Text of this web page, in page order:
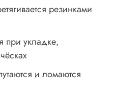
резинками
при укладке,
и ломаются